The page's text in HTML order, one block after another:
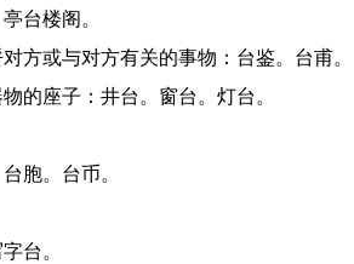
亭台楼阁。
对方或与对方有关的事物：台鉴。台甫。
物的座子：井台。窗台。灯台。
台胞。台币。
台。